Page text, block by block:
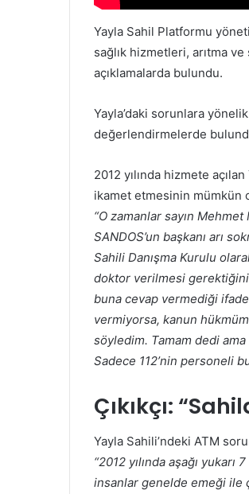
Yayla Sahil Platformu
sağlık hizmetleri, arıtma
açıklamalarda bulundu.
Yayla’daki sorunlara
değerlendirmelerde
2012 yılında hizmete
ikamet etmesinin mümkün
“O zamanlar sayın
SANDOS’un başkanı arı
Sahili Danışma Kurulu
doktor verilmesi
buna cevap vermediği
vermiyorsa, kanun
söyledim. Tamam dedi ama
Sadece 112’nin personeli
Çıkıkçı:
Yayla Sahili’ndeki ATM
“2012 yılında aşağı
insanlar genelde emeği ile